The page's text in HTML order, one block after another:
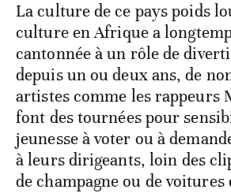
La culture de ce pays poids
culture en Afrique a
cantonnée à un rôle de
depuis un ou deux ans, de
artistes comme les rappeurs
font des tournées pour
jeunesse à voter ou à
à leurs dirigeants, loin des
de champagne ou de voitures